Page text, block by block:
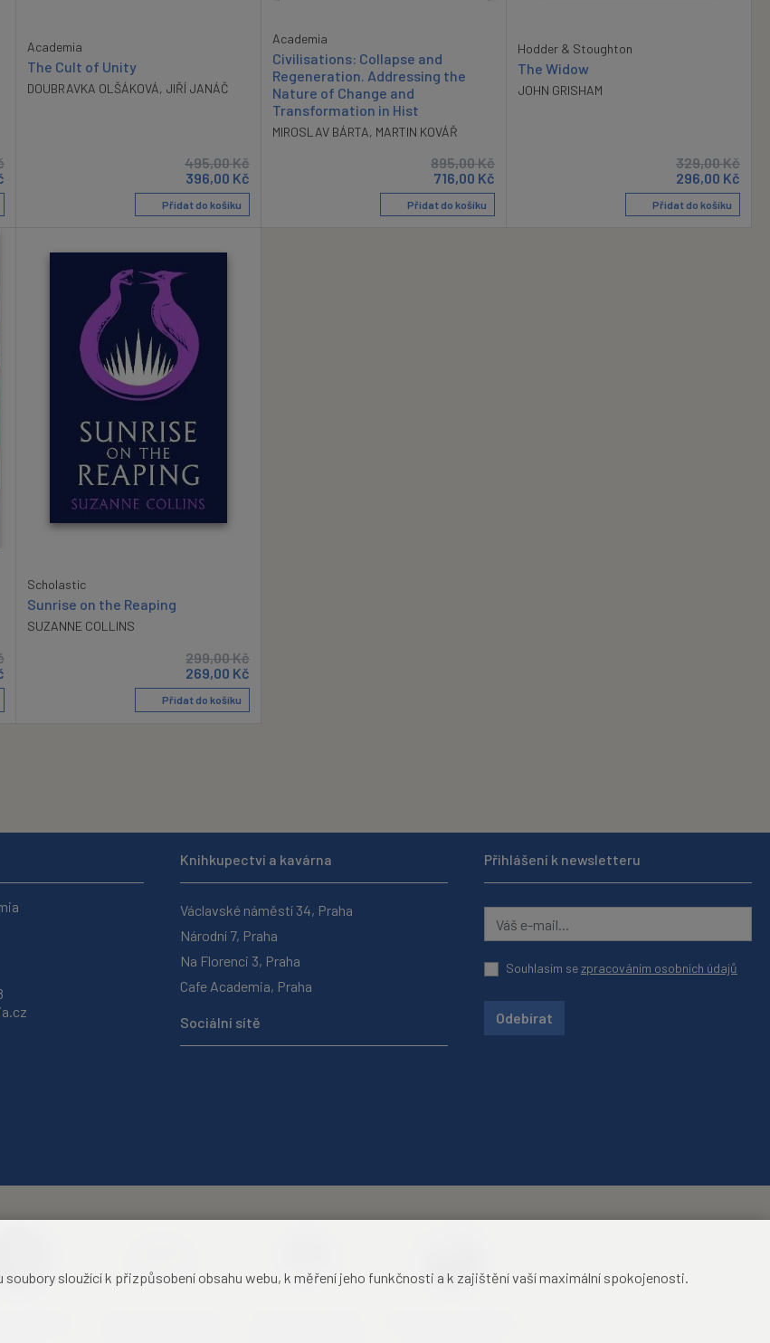
Academia
The Cult of Unity
DOUBRAVKA OLŠÁKOVÁ, JIŘÍ JANÁČ
495,00Kč
396,00 Kč
Přidat do košíku
Academia
Civilisations: Collapse and
Regeneration. Addressing the
Nature of Change and
Transformation in Hist
MIROSLAV BÁRTA, MARTIN KOVÁŘ
895,00Kč
716,00 Kč
Přidat do košíku
Hodder & Stoughton
The Widow
JOHN GRISHAM
329,00Kč
296,00 Kč
Přidat do košíku
Scholastic
Sunrise on the Reaping
SUZANNE COLLINS
299,00Kč
269,00 Kč
Přidat do košíku
Knihkupectví a kavárna
Václavské náměstí 34, Praha
Národní 7, Praha
Na Florenci 3, Praha
Cafe Academia, Praha
Sociální sítě
Přihlášení k newsletteru
Souhlasím sezpracováním osobních údajů
Odebírat
sloužící k přizpůsobení obsahu webu, k měření jeho funkčnosti a k zajištění vaší maximální spokojenosti.